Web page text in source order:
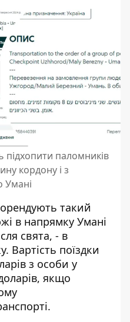
паломників
кордону і з
Умані
такий
в напрямку Умані
свята, - в
Вартість поїздки
з особи у
якщо